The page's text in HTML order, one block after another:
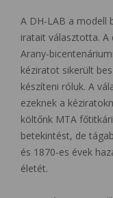
A DH-LAB a modell
iratait választotta. A
Arany-
kéziratot sikerült
készíteni róluk. A
ezeknek a
költőnk MTA
betekintést, de
és 1870-es évek
életét.